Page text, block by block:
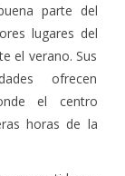
parte del
lugares del
el verano. Sus
ofrecen
el centro
horas de la